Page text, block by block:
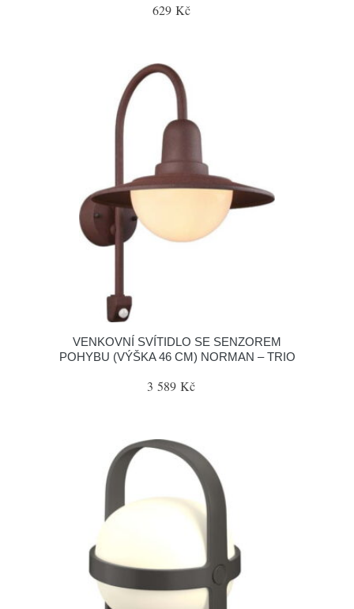
629 Kč
VENKOVNÍ SVÍTIDLO SE SENZOREM
POHYBU (VÝŠKA 46 CM) NORMAN – TRIO
3 589 Kč